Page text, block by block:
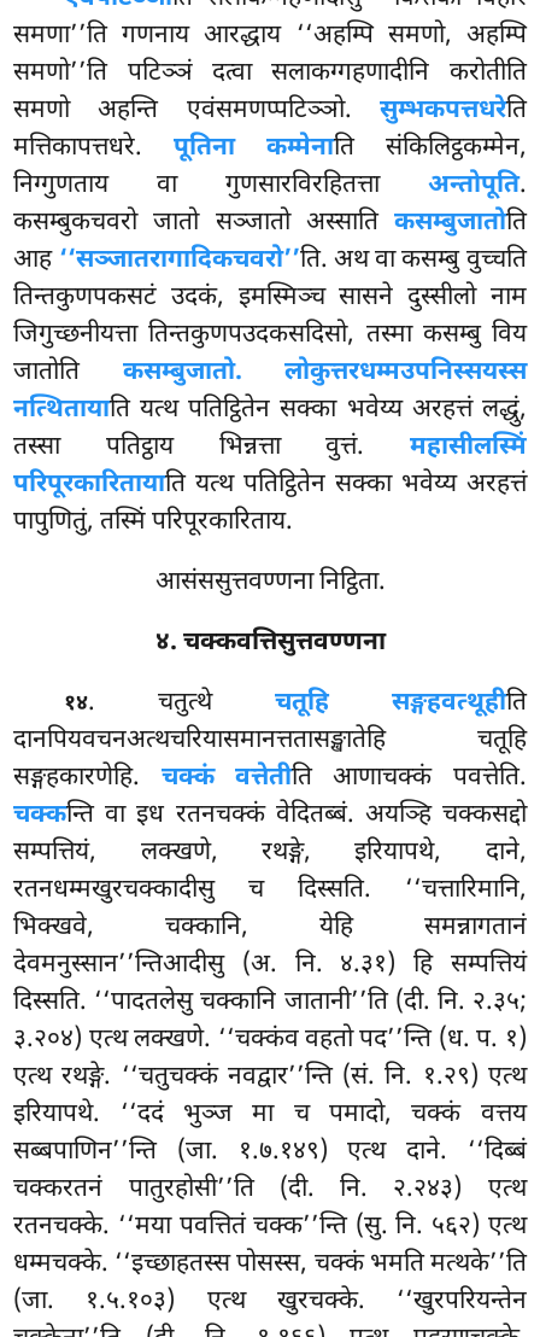
समणा’’ति गणनाय आरद्धाय ‘‘अहम्पि समणो, अहम्पि
समणो’’ति पटिञ्ञं दत्वा सलाकग्गहणादीनि करोतीति
समणो अहन्ति एवंसमणप्पटिञ्ञो. सुम्भकपत्तधरेति
मत्तिकापत्तधरे.पूतिना कम्मेनाति संकिलिट्ठकम्मेन,
निग्गुणताय वा गुणसारविरहितत्ता अन्तोपूति.
कसम्बुकचवरो जातो सञ्जातो अस्साति कसम्बुजातोति
आह ‘‘सञ्जातरागादिकचवरो’’ति. अथ वा कसम्बु वुच्चति
तिन्तकुणपकसटं उदकं, इमस्मिञ्च सासने दुस्सीलो नाम
जिगुच्छनीयत्ता तिन्तकुणपउदकसदिसो, तस्मा कसम्बु विय
जातोति कसम्बुजातो. लोकुत्तरधम्मउपनिस्सयस्स
नत्थितायाति यत्थ पतिट्ठितेन सक्का भवेय्य अरहत्तं लद्धुं,
तस्सा पतिट्ठाय भिन्नत्ता वुत्तं. महासीलस्मिं
परिपूरकारितायाति यत्थ पतिट्ठितेन सक्का भवेय्य अरहत्तं
पापुणितुं, तस्मिं परिपूरकारिताय.
आसंससुत्तवण्णना निट्ठिता.
४. चक्कवत्तिसुत्तवण्णना
१४. चतुत्थे चतूहि सङ्गहवत्थूहीति
दानपियवचनअत्थचरियासमानत्ततासङ्खातेहि चतूहि
सङ्गहकारणेहि. चक्कं वत्तेतीति आणाचक्कं पवत्तेति.
चक्कन्ति वा इध रतनचक्कं वेदितब्बं. अयञ्हि चक्कसद्दो
सम्पत्तियं, लक्खणे, रथङ्गे, इरियापथे, दाने,
रतनधम्मखुरचक्कादीसु च दिस्सति. ‘‘चत्तारिमानि,
भिक्खवे, चक्कानि, येहि समन्नागतानं
देवमनुस्सान’’न्तिआदीसु (अ. नि. ४.३१) हि सम्पत्तियं
दिस्सति. ‘‘पादतलेसु चक्कानि जातानी’’ति (दी. नि. २.३५;
३.२०४) एत्थ लक्खणे. ‘‘चक्कंव वहतो पद’’न्ति (ध. प. १)
एत्थ रथङ्गे. ‘‘चतुचक्कं नवद्वार’’न्ति (सं. नि. १.२९) एत्थ
इरियापथे. ‘‘ददं भुञ्ज मा च पमादो, चक्कं वत्तय
सब्बपाणिन’’न्ति (जा. १.७.१४९) एत्थ दाने. ‘‘दिब्बं
चक्करतनं पातुरहोसी’’ति (दी. नि. २.२४३) एत्थ
रतनचक्के. ‘‘मया पवत्तितं चक्क’’न्ति (सु. नि. ५६२) एत्थ
धम्मचक्के. ‘‘इच्छाहतस्स पोसस्स, चक्कं भमति मत्थके’’ति
(जा. १.५.१०३) एत्थ खुरचक्के. ‘‘खुरपरियन्तेन